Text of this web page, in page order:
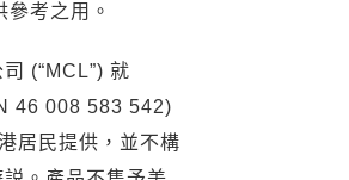
考之用。
(“MCL”) 就
46 008 583 542)
居民提供，並不構